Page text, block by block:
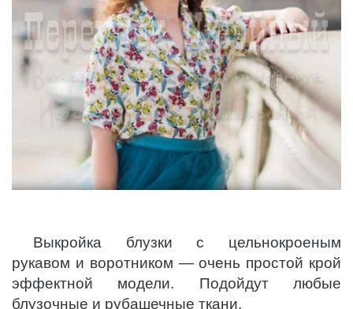
Выкройка блузки с цельнокроеным
рукавом и воротником — очень простой крой
эффектной модели. Подойдут любые
блузочные и рубашечные ткани.